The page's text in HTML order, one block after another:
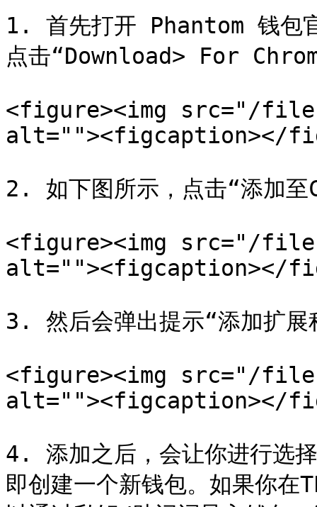
1. 首先打开 Phantom 钱
点击“Download> For
<figure><img src="/files/
alt=""><figcaption></
2. 如下图所示，点击“添加至
<figure><img src="/files/
alt=""><figcaption></
3. 然后会弹出提示“添加扩展
<figure><img src="/
alt=""><figcaption></
4. 添加之后，会让你进行选
即创建一个新钱包。如果你在